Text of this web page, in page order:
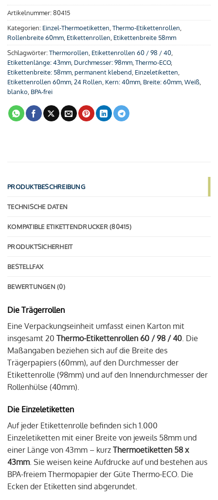
Artikelnummer:80415
Kategorien: Einzel-Thermoetiketten,Thermo-Etikettenrollen,
Rollenbreite 60mm, Etikettenrollen, Etikettenbreite 58mm
Schlagwörter:Thermorollen, Etikettenrollen 60 / 98 / 40,
Etikettenlänge: 43mm, Durchmesser: 98mm,Thermo-ECO,
Etikettenbreite: 58mm,permanent klebend, Einzeletiketten,
Etikettenrollen 60mm,24 Rollen, Kern: 40mm, Breite: 60mm,Weiß,
blanko, BPA-frei
PRODUKTBESCHREIBUNG
TECHNISCHE DATEN
KOMPATIBLE ETIKETTENDRUCKER (80415)
PRODUKTSICHERHEIT
BESTELLFAX
BEWERTUNGEN (0)
Die Trägerrollen
Eine Verpackungseinheit umfasst einen Karton mit
insgesamt 20 Thermo-Etikettenrollen 60 / 98 / 40. Die
Maßangaben beziehen sich auf die Breite des
Trägerpapiers (60mm), auf den Durchmesser der
Etikettenrolle (98mm) und auf den Innendurchmesser der
Rollenhülse (40mm).
Die Einzeletiketten
Auf jeder Etikettenrolle befinden sich 1.000
Einzeletiketten mit einer Breite von jeweils 58mm und
einer Länge von 43mm – kurz Thermoetiketten 58 x
43mm. Sie weisen keine Aufdrucke auf und bestehen aus
BPA-freiem Thermopapier der Güte Thermo-ECO. Die
Ecken der Etiketten sind abgerundet.